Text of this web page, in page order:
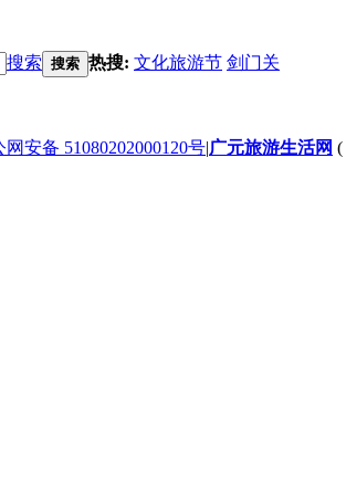
搜索 搜索 热搜: 文化旅游节 剑门关
网安备 51080202000120号|广元旅游生活网 (